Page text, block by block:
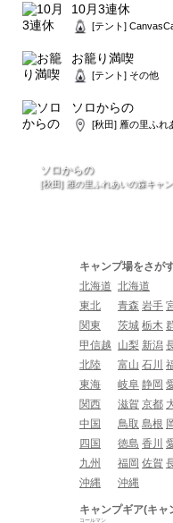
10月3連休
[テント]
お籠り満喫
[テント] その他
ソロからの
[秋田] 雁の里ふれ
ソロからの
[秋田] 雁の里ふれあいの森キャ
キャンプ場をさが
北海道 北海道
東北
青森 岩手
関東
茨城 栃木
甲信越
山梨 新潟
北陸
富山 石川
東海
岐阜 静岡
関西
滋賀 京都
中国
鳥取 島根
四国
徳島 香川
九州
福岡 佐賀
沖縄
沖縄
キャンプギア(キャ
コールマン